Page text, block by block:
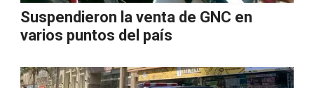
Suspendieron la venta de GNC en
varios puntos del país